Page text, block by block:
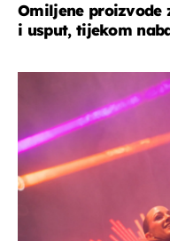
Omiljene proizvode
i usput, tijekom